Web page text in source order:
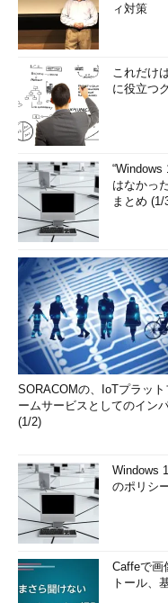
ィ対策
これだけ
に役立つ
“Windows
はなかっ
まとめ (1/
SORACOMの、IoTプラット
ームサービスとしてのイン
(1/2)
Windows
のポリシ
Caffeで画
トール、